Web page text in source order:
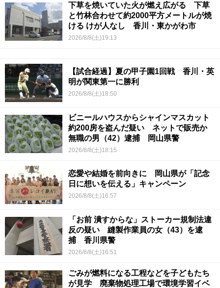
下草を焼いていた火が燃え広がる 下草
と竹林合わせて約2000平方メートルが焼
ける けが人なし 香川・東かがわ市
2026/8/8(土)19:13
【試合経過】夏の甲子園1回戦 香川・英
明が関東第一に勝利
2026/8/8(土)18:50
ビニールハウスからシャインマスカット
約200房を盗んだ疑い ネットで販売か
無職の男（42）逮捕 岡山県警
2026/8/8(土)18:15
恋愛や結婚を前向きに 岡山県が「記念
日に想いを伝える」キャンペーン
2026/8/8(土)16:57
「お前 潰すからな」ストーカー規制法違
反の疑い 縫製作業員の女（43）を逮
捕 香川県警
2026/8/8(土)16:51
ごみが燃料になる工程などを子どもたち
が見学 廃棄物処理工場で環境学習イベ